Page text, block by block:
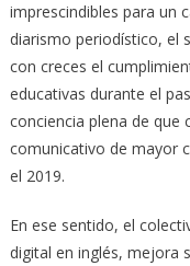
imprescindibles para un
diarismo periodístico, el
con creces el
educativas durante el
conciencia plena de que
comunicativo de mayor
el 2019.
En ese sentido, el
digital en inglés, mejora